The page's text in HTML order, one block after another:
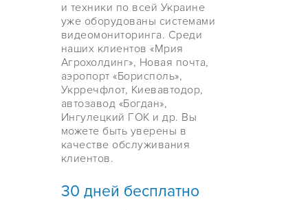
и техники по всей Украине
уже оборудованы системами
видеомониторинга. Среди
наших клиентов «Мрия
Агрохолдинг», Новая почта,
аэропорт «Борисполь»,
Укрречфлот, Киевавтодор,
автозавод «Богдан»,
Ингулецкий ГОК и др. Вы
можете быть уверены в
качестве обслуживания
клиентов.
30 дней бесплатно